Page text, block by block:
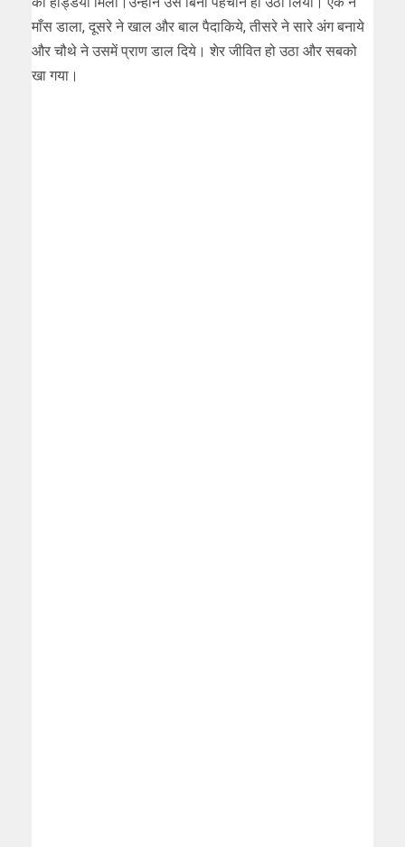
माँस डाला, दूसरे ने खाल और बाल पैदाकिये, तीसरे ने सारे अंग बनाये
और चौथे ने उसमें प्राण डाल दिये। शेर जीवित हो उठा और सबको
खा गया।